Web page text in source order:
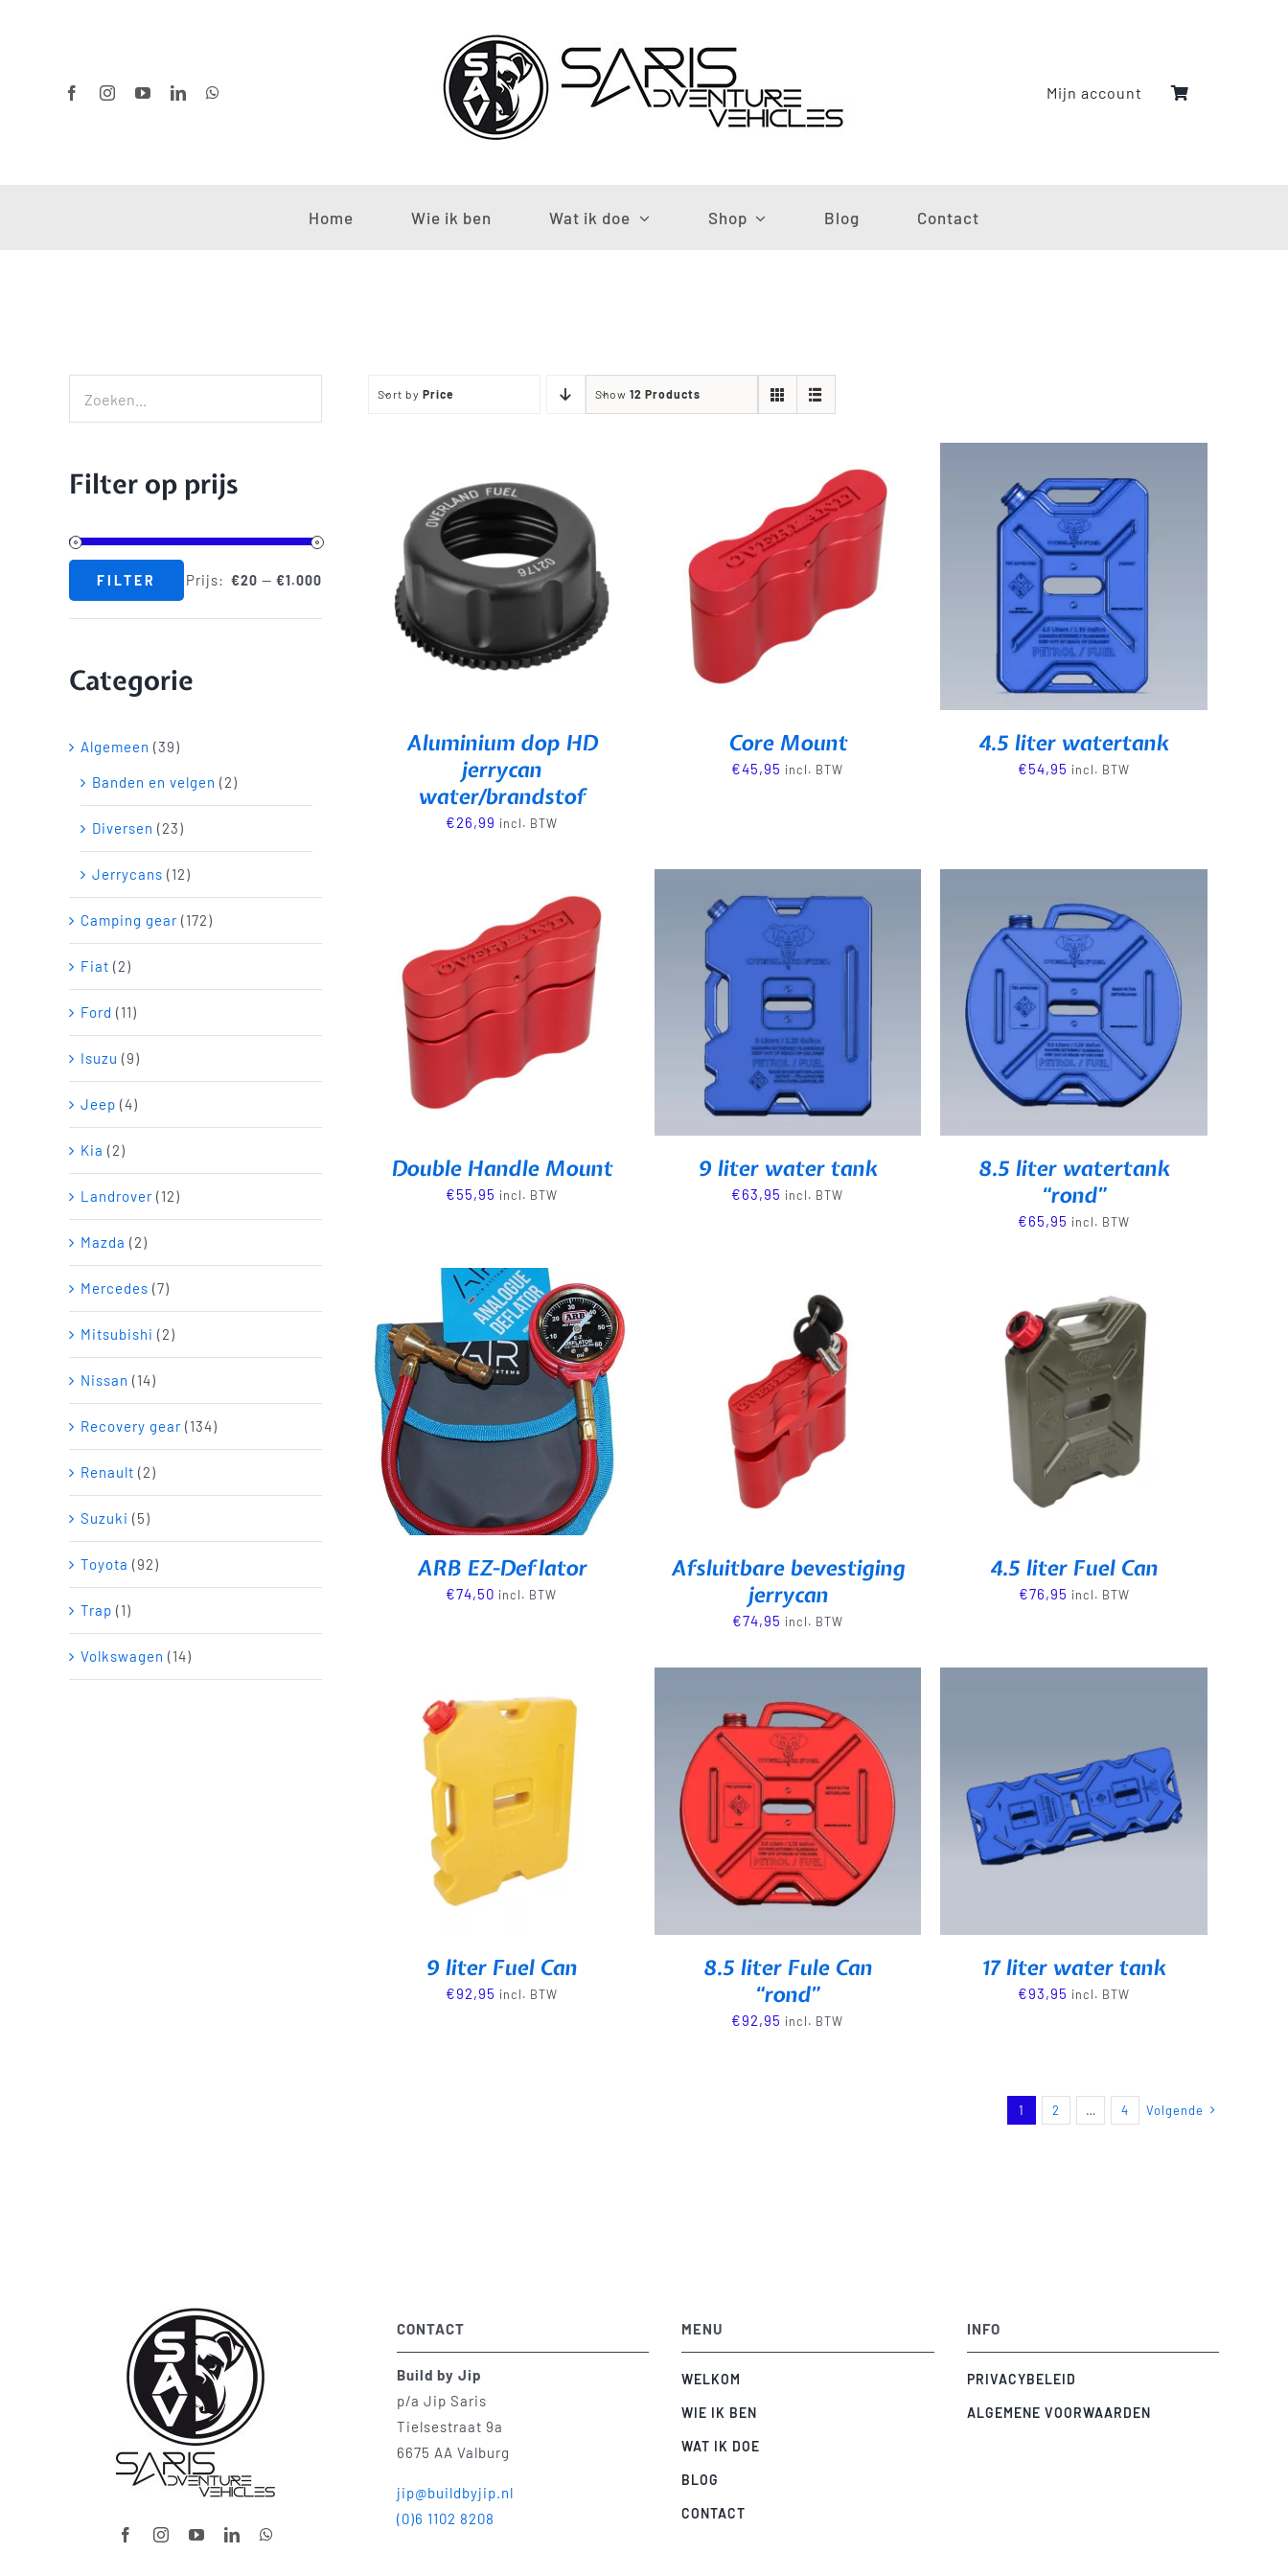
Mijn account
Home Wie ik ben Wat ik doe Shop Blog Contact
Filter op prijs
Min.
prijs
Max.
prijs
FILTER Prijs: €20 —€1.000
Categorie
Algemeen (39)
Banden en velgen (2)
Diversen (23)
Jerrycans (12)
Camping gear (172)
Fiat (2)
Ford (11)
Isuzu (9)
Jeep (4)
Kia (2)
Landrover (12)
Mazda (2)
Mercedes (7)
Mitsubishi (2)
Nissan (14)
Recovery gear (134)
Renault (2)
Suzuki (5)
Toyota (92)
Trap (1)
Volkswagen (14)
Sort by Price Show 12 Products
Aluminium dop HD
jerrycan
water/brandstof
€26,99 incl. BTW
Core Mount
€45,95 incl. BTW
4.5 liter watertank
€54,95 incl. BTW
Double Handle Mount
€55,95 incl. BTW
9 liter water tank
€63,95 incl. BTW
8.5 liter watertank
“rond”
€65,95 incl. BTW
ARB EZ-Deflator
€74,50 incl. BTW
Afsluitbare bevestiging
jerrycan
€74,95 incl. BTW
4.5 liter Fuel Can
€76,95 incl. BTW
9 liter Fuel Can
€92,95 incl. BTW
8.5 liter Fule Can
“rond”
€92,95 incl. BTW
17 liter water tank
€93,95 incl. BTW
1 2 … 4 Volgende
CONTACT
Build by Jip
p/a Jip Saris
Tielsestraat 9a
6675 AA Valburg
jip@buildbyjip.nl
(0)6 1102 8208
MENU
WELKOM
WIE IK BEN
WAT IK DOE
BLOG
CONTACT
INFO
PRIVACYBELEID
ALGEMENE VOORWAARDEN